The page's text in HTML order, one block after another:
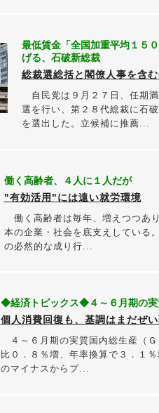
最低賃金「全国加重平均１５
げる、石破新総裁
総裁選総括と閣僚人事を含
自民党は９月２７日、任期
選を行い、第２８代総裁に石
を選出した。立候補に推薦...
働く高齢者、４人に１人だが
"有効活用"には遠い就労環境
働く高齢者は毎年、増えつつあ
本の企業・社会を底支えしている
の必然的な成り行...
◆経済トピックス◆４～６月期の実
個人消費回復も、基調はまだぜ
４～６月期の実質国内総生産（Ｇ
比０．８％増、年率換算で３．１
のマイナスからプ...